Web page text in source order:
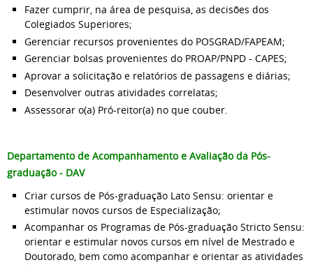
Fazer cumprir, na área de pesquisa, as decisões dos
Colegiados Superiores;
Gerenciar recursos provenientes do POSGRAD/FAPEAM;
Gerenciar bolsas provenientes do PROAP/PNPD - CAPES;
Aprovar a solicitação e relatórios de passagens e diárias;
Desenvolver outras atividades correlatas;
Assessorar o(a) Pró-reitor(a) no que couber.
Departamento de Acompanhamento e Avaliação da Pós-
graduação - DAV
Criar cursos de Pós-graduação Lato Sensu: orientar e
estimular novos cursos de Especialização;
Acompanhar os Programas de Pós-graduação Stricto Sensu:
orientar e estimular novos cursos em nível de Mestrado e
Doutorado, bem como acompanhar e orientar as atividades